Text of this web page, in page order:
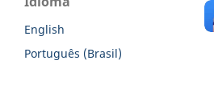
English
Português (Brasil)